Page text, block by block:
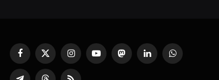
Facebook
X
(Twitter)
InstagramYouTubeMastodonLinkedInWhatsApp